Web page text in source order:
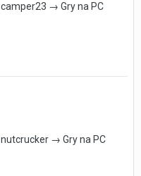
camper23 → Gry na PC
nutcrucker → Gry na PC